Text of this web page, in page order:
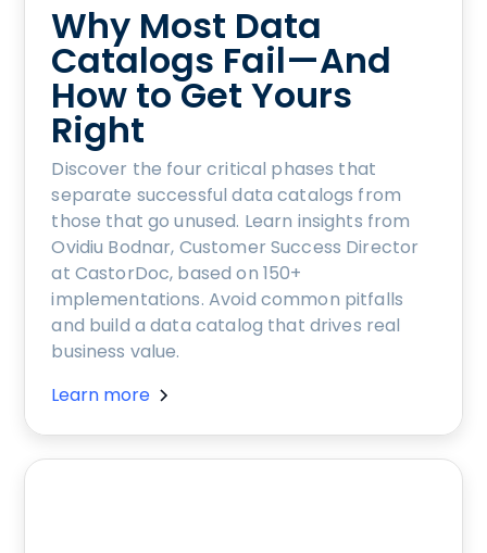
Why Most Data
Catalogs Fail—And
How to Get Yours
Right
Discover the four critical phases that
separate successful data catalogs from
those that go unused. Learn insights from
Ovidiu Bodnar, Customer Success Director
at CastorDoc, based on 150+
implementations. Avoid common pitfalls
and build a data catalog that drives real
business value.
Learn more